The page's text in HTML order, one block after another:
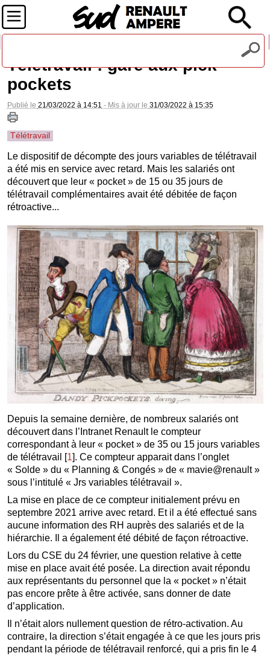
Télétravail : gare aux pick-
pockets
Publié le 21/03/2022 à 14:51 - Mis à jour le 31/03/2022 à 15:35
Télétravail
Le dispositif de décompte des jours variables de télétravail
a été mis en service avec retard. Mais les salariés ont
découvert que leur « pocket » de 15 ou 35 jours de
télétravail complémentaires avait été débitée de façon
rétroactive...
Depuis la semaine dernière, de nombreux salariés ont
découvert dans l’Intranet Renault le compteur
correspondant à leur « pocket » de 35 ou 15 jours variables
de télétravail
[1]. Ce compteur apparait dans l’onglet
« Solde » du « Planning & Congés » de « mavie@renault »
sous l’intitulé « Jrs variables télétravail ».
La mise en place de ce compteur initialement prévu en
septembre 2021 arrive avec retard. Et il a été effectué sans
aucune information des RH auprès des salariés et de la
hiérarchie. Il a également été débité de façon rétroactive.
Lors du CSE du 24 février, une question relative à cette
mise en place avait été posée. La direction avait répondu
aux représentants du personnel que la « pocket » n’était
pas encore prête à être activée, sans donner de date
d’application.
Il n’était alors nullement question de rétro-activation. Au
contraire, la direction s’était engagée à ce que les jours pris
pendant la période de télétravail renforcé, qui a pris fin le 4